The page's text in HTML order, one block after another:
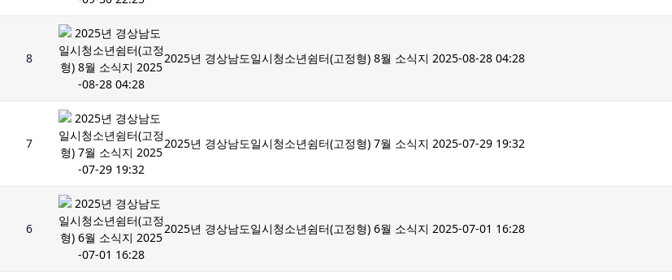
8 2025년 경상남도일시청소년쉼터(고정형) 8월 소식지 2025-08-28 04:28
7 2025년 경상남도일시청소년쉼터(고정형) 7월 소식지 2025-07-29 19:32
6 2025년 경상남도일시청소년쉼터(고정형) 6월 소식지 2025-07-01 16:28